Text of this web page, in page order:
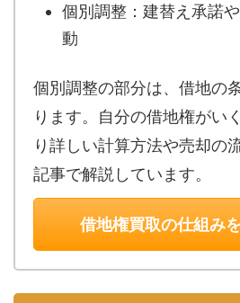
個別調整：建替え承諾
動
個別調整の部分は、借地の
ります。自分の借地権がい
り詳しい計算方法や売却の
記事で解説しています。
借地権買取の仕組み